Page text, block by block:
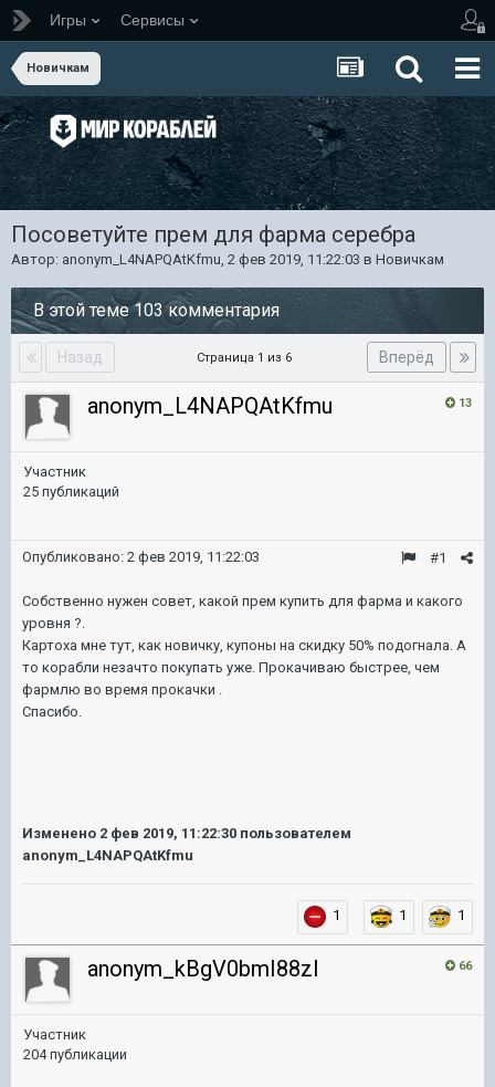
Игры Сервисы
Новичкам
Посоветуйте прем для фарма серебра
Автор: anonym_L4NAPQAtKfmu, 2 фев 2019, 11:22:03 в Новичкам
В этой теме 103 комментария
Назад Вперёд
Страница 1 из 6
13
anonym_L4NAPQAtKfmu
Участник
25 публикаций
#1
Опубликовано: 2 фев 2019, 11:22:03
Собственно нужен совет, какой прем купить для фарма и какого
уровня ?.
Картоха мне тут, как новичку, купоны на скидку 50% подогнала. А
то корабли незачто покупать уже. Прокачиваю быстрее, чем
фармлю во время прокачки .
Спасибо.
Изменено 2 фев 2019, 11:22:30 пользователем
anonym_L4NAPQAtKfmu
1 1 1
66
anonym_kBgV0bmI88zI
Участник
204 публикации